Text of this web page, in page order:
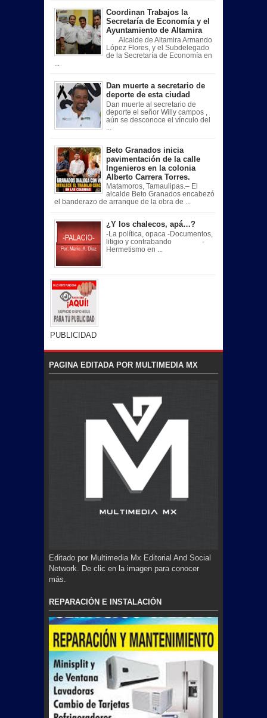
Coordinan Trabajos la
Secretaría de Economía y el
Ayuntamiento de Altamira
Alcalde de Altamira Armando
López Flores, y el Subdelegado
de la Secretaría de Economía en
Dan muerte a secretario de
deporte de esta ciudad
Dan muerte al secretario de
deporte el señor Willy campos ,
aún se desconoce el vínculo del
Beto Granados inicia
pavimentación de la calle
Ingenieros en la colonia
Alberto Carrera Torres.
Matamoros, Tamaulipas.– El
alcalde Beto Granados encabezó
el banderazo de arranque de la obra de ...
¿Y los chalecos, apá…?
-La política, opaca -Documentos,
litigio y contrabando -
Hermetismo en ...
PUBLICIDAD
PAGINA EDITADA POR MULTIMEDIA MX
Editado por Multimedia Mx Editorial And Social
Network. De clic en la imagen para conocer
más.
REPARACIÓN E INSTALACIÓN